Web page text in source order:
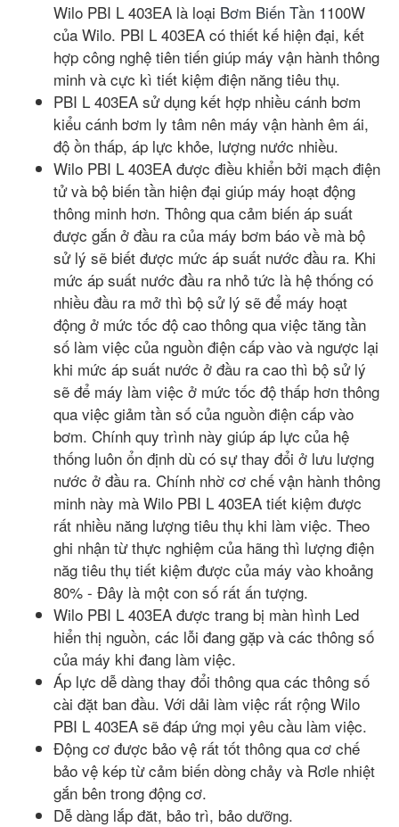
Wilo PBI L 403EA là loại Bơm Biến Tần 1100W
của Wilo. PBI L 403EA có thiết kế hiện đại, kết
hợp công nghệ tiên tiến giúp máy vận hành thông
minh và cực kì tiết kiệm điện năng tiêu thụ.
PBI L 403EA sử dụng kết hợp nhiều cánh bơm
kiểu cánh bơm ly tâm nên máy vận hành êm ái,
độ ồn thấp, áp lực khỏe, lượng nước nhiều.
Wilo PBI L 403EA được điều khiển bởi mạch điện
tử và bộ biến tần hiện đại giúp máy hoạt động
thông minh hơn. Thông qua cảm biến áp suất
được gắn ở đầu ra của máy bơm báo về mà bộ
sử lý sẽ biết được mức áp suất nước đầu ra. Khi
mức áp suất nước đầu ra nhỏ tức là hệ thống có
nhiều đầu ra mở thì bộ sử lý sẽ để máy hoạt
động ở mức tốc độ cao thông qua việc tăng tần
số làm việc của nguồn điện cấp vào và ngược lại
khi mức áp suất nước ở đầu ra cao thì bộ sử lý
sẽ để máy làm việc ở mức tốc độ thấp hơn thông
qua việc giảm tần số của nguồn điện cấp vào
bơm. Chính quy trình này giúp áp lực của hệ
thống luôn ổn định dù có sự thay đổi ở lưu lượng
nước ở đầu ra. Chính nhờ cơ chế vận hành thông
minh này mà Wilo PBI L 403EA tiết kiệm được
rất nhiều năng lượng tiêu thụ khi làm việc. Theo
ghi nhận từ thực nghiệm của hãng thì lượng điện
năg tiêu thụ tiết kiệm được của máy vào khoảng
80% - Đây là một con số rất ấn tượng.
Wilo PBI L 403EA được trang bị màn hình Led
hiển thị nguồn, các lỗi đang gặp và các thông số
của máy khi đang làm việc.
Áp lực dễ dàng thay đổi thông qua các thông số
cài đặt ban đầu. Với dải làm việc rất rộng Wilo
PBI L 403EA sẽ đáp ứng mọi yêu cầu làm việc.
Động cơ được bảo vệ rất tốt thông qua cơ chế
bảo vệ kép từ cảm biến dòng chảy và Rơle nhiệt
gắn bên trong động cơ.
Dễ dàng lắp đăt, bảo trì, bảo dưỡng.